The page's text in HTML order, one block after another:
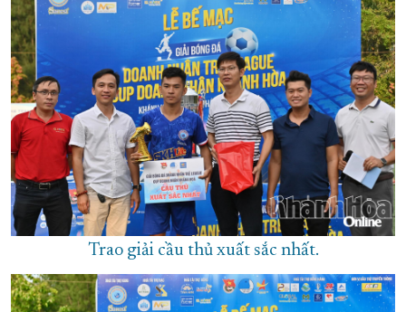
Trao giải cầu thủ xuất sắc nhất.